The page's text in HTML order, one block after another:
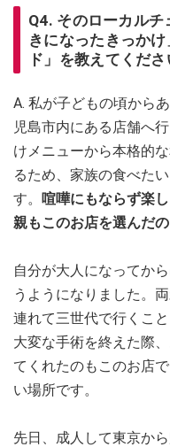
Q4. そのローカル
きになったきっか
ド」を教えてくださ
A. 私が子どもの頃から
児島市内にある店舗へ
けメニューから本格的
るため、家族の食べた
す。 喧嘩にもならず楽
親もこのお店を選んだの
自分が大人になってか
うようになりました。
連れて三世代で行くこ
大変な手術を終えた際
てくれたのもこのお店
い場所です。
先日、成人して東京か